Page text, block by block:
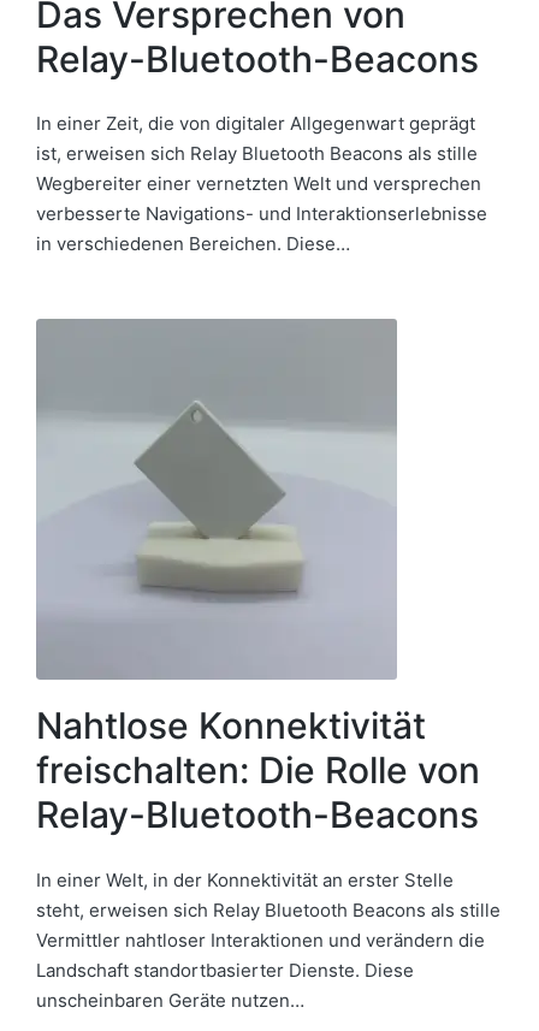
Das Versprechen von
Relay-Bluetooth-Beacons
In einer Zeit, die von digitaler Allgegenwart geprägt
ist, erweisen sich Relay Bluetooth Beacons als stille
Wegbereiter einer vernetzten Welt und versprechen
verbesserte Navigations- und Interaktionserlebnisse
in verschiedenen Bereichen. Diese…
Nahtlose Konnektivität
freischalten: Die Rolle von
Relay-Bluetooth-Beacons
In einer Welt, in der Konnektivität an erster Stelle
steht, erweisen sich Relay Bluetooth Beacons als stille
Vermittler nahtloser Interaktionen und verändern die
Landschaft standortbasierter Dienste. Diese
unscheinbaren Geräte nutzen…